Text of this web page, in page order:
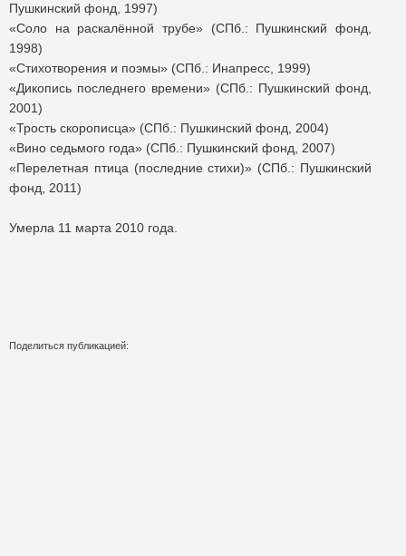
Пушкинский фонд, 1997)
«Соло на раскалённой трубе» (СПб.: Пушкинский фонд,
1998)
«Стихотворения и поэмы» (СПб.: Инапресс, 1999)
«Дикопись последнего времени» (СПб.: Пушкинский фонд,
2001)
«Трость скорописца» (СПб.: Пушкинский фонд, 2004)
«Вино седьмого года» (СПб.: Пушкинский фонд, 2007)
«Перелетная птица (последние стихи)» (СПб.: Пушкинский
фонд, 2011)
Умерла 11 марта 2010 года.
Поделиться публикацией: